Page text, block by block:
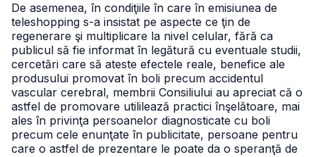
De asemenea, în condiţiile în care în emisiunea de
teleshopping s-a insistat pe aspecte ce ţin de
regenerare şi multiplicare la nivel celular, fără ca
publicul să fie informat în legătură cu eventuale studii,
cercetări care să ateste efectele reale, benefice ale
produsului promovat în boli precum accidentul
vascular cerebral, membrii Consiliului au apreciat că o
astfel de promovare utililează practici înşelătoare, mai
ales în privinţa persoanelor diagnosticate cu boli
precum cele enunţate în publicitate, persoane pentru
care o astfel de prezentare le poate da o speranţă de